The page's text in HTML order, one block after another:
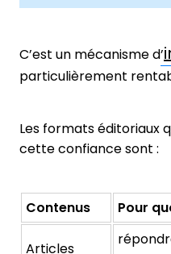
C’est un mécanisme d’
particulièrement
Les formats éditoriaux
cette confiance sont :
Contenus Pour
Articles